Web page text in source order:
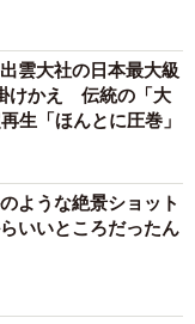
雲大社の日本最大級
けかえ 伝統の「大
生「ほんとに圧巻」
ような絶景ショット
いいところだったん